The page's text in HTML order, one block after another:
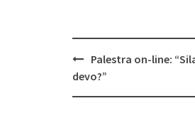
Post
navigation
Palestra on-line:
devo?”